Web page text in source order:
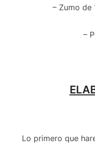
– Zumo de
–
Lo primero que